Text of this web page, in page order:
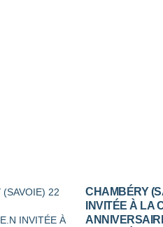
CHAMBÉRY
INVITÉE À LA